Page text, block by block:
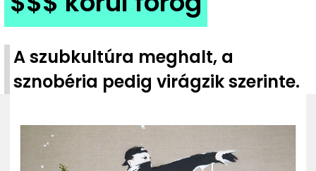
ZENE
MÉDIAAJÁNLAT
IMPRESSZUM
PR-ARCHÍVUM
ADATKEZELÉSI TÁJÉKOZTATÓ
A szubkultúra meghalt, a
sznobéria pedig virágzik szerinte.